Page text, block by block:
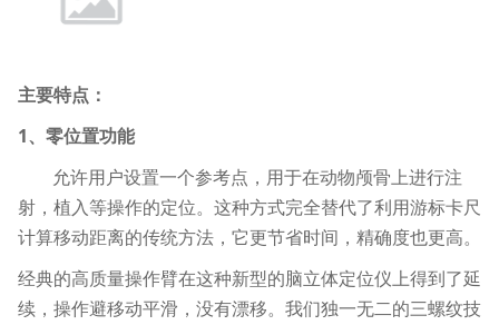
主要特点：
1、零位置功能
允许用户设置一个参考点，用于在动物颅骨上进行注
射，植入等操作的定位。这种方式完全替代了利用游标卡尺
计算移动距离的传统方法，它更节省时间，精确度也更高。
经典的高质量操作臂在这种新型的脑立体定位仪上得到了延
续，操作避移动平滑，没有漂移。我们独一无二的三螺纹技